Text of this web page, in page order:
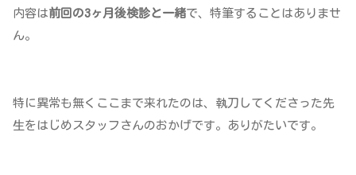
内容は前回の3ヶ月後検診と一緒で、特筆することはありませ
ん。
特に異常も無くここまで来れたのは、執刀してくださった先
生をはじめスタッフさんのおかげです。ありがたいです。